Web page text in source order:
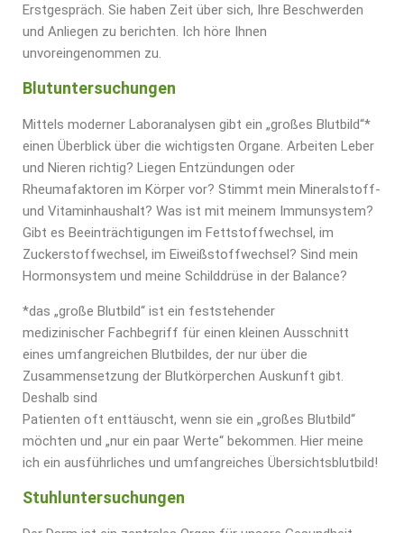
Erstgespräch. Sie haben Zeit über sich, Ihre Beschwerden
und Anliegen zu berichten. Ich höre Ihnen
unvoreingenommen zu.
Blutuntersuchungen
Mittels moderner Laboranalysen gibt ein „großes Blutbild“*
einen Überblick über die wichtigsten Organe. Arbeiten Leber
und Nieren richtig? Liegen Entzündungen oder
Rheumafaktoren im Körper vor? Stimmt mein Mineralstoff-
und Vitaminhaushalt? Was ist mit meinem Immunsystem?
Gibt es Beeinträchtigungen im Fettstoffwechsel, im
Zuckerstoffwechsel, im Eiweißstoffwechsel? Sind mein
Hormonsystem und meine Schilddrüse in der Balance?
*das „große Blutbild“ ist ein feststehender
medizinischer Fachbegriff für einen kleinen Ausschnitt
eines umfangreichen Blutbildes, der nur über die
Zusammensetzung der Blutkörperchen Auskunft gibt.
Deshalb sind
Patienten oft enttäuscht, wenn sie ein „großes Blutbild“
möchten und „nur ein paar Werte“ bekommen. Hier meine
ich ein ausführliches und umfangreiches Übersichtsblutbild!
Stuhluntersuchungen